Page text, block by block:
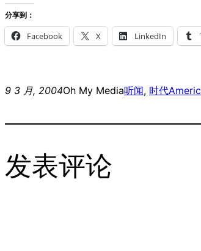
分享到：
Facebook X LinkedIn
9 3 月, 2004Oh My Media听闻, 时代
发表评论